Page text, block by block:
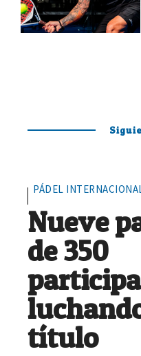
PÁDEL
Nueve
de 350
título